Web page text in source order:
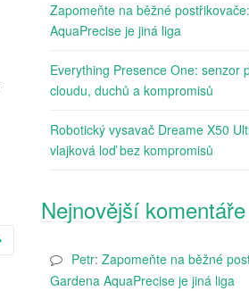
Zapomeňte na běžné
AquaPrecise je jiná liga
Everything Presence One: senzor
cloudu, duchů a kompromisů
Robotický vysavač Dreame X50
vlajková loď bez kompromisů
Nejnovější komentáře
Petr: Zapomeňte na běžné
Gardena AquaPrecise je jiná liga